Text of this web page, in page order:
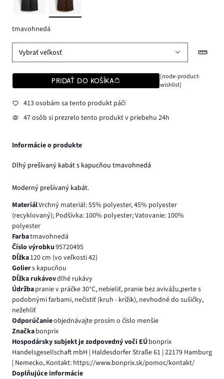
tmavohnedá
Vybrať veľkosť
PRIDAŤ DO KOŠÍKA
[node-product-
wishlist]
413 osobám sa tento produkt páči
47 osôb si prezrelo tento produkt v priebehu 24h
Informácie o produkte
Dlhý prešívaný kabát s kapucňou tmavohnedá
Moderný prešívaný kabát.
MateriálVrchný materiál: 55% polyester, 45% polyester
(recyklovaný); Podšívka: 100% polyester; Vatovanie: 100%
polyester
Farbatmavohnedá
Číslo výrobku95720495
Dĺžka120 cm (vo veľkosti 42)
Goliers kapucňou
Dĺžka rukávovdlhé rukávy
Údržbapranie v práčke 30°C, nebieliť, pranie bez avivážu,perte s
podobnými farbami, nečistiť (kruh - krížik), nevhodné do sušičky,
nežehliť
Odporúčanieobjednávajte prosím o číslo menšie
Značkabonprix
Hospodársky subjekt je zodpovedný voči EÚbonprix
Handelsgesellschaft mbH | Haldesdorfer Straße 61 | 22179 Hamburg
| Nemecko, Kontakt: https://www.bonprix.sk/pomoc/kontakt/
Doplňujúce informácie